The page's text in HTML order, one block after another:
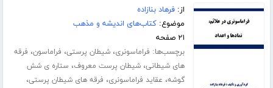
از:فرهاد بنازاده
موضوع:کتاب‌های اندیشه و مذهب
۲۱ صفحه
برچسب‌ها: فراماسونری،شیطان پرستی، فراماسون، فرقه
های شیطانی،شیطان پرست معروف، ستاره ی شش
گوشه، عقاید فراماسونری، فرقه های شیطان پرستی،